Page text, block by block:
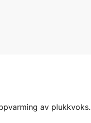
av plukkvoks.